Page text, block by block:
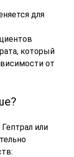
для
который
от
или